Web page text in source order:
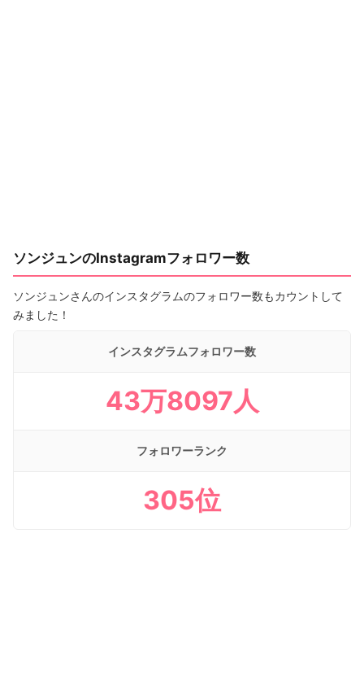
ソンジュンのInstagramフォロワー数
ソンジュンさんのインスタグラムのフォロワー数もカウントして
みました！
インスタグラムフォロワー数
43万8097人
フォロワーランク
305位